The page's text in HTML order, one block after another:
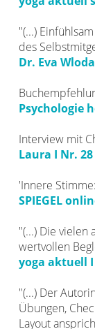
"(...)
des
Dr. Eva
Psychologie
Interview mit
Laura I Nr. 28
'Innere
SPIEGEL
"(...) Die
wertvollen
yoga aktuell
"(...) Der
Übungen,
Layout